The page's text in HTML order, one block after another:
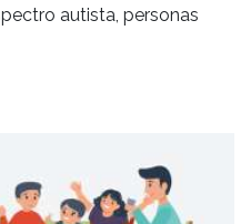
autista, personas